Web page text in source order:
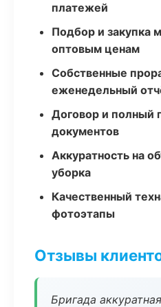
платежей
Подбор и закупка
оптовым ценам
Собственные
еженедельный
Договор и полный
документов
Аккуратность на
уборка
Качественный
фотоэтапы
Отзывы
Бригада